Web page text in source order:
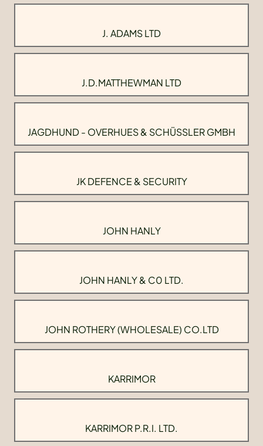
J. ADAMS LTD
J.D.MATTHEWMAN LTD
JAGDHUND - OVERHUES & SCHÜSSLER GMBH
JK DEFENCE & SECURITY
JOHN HANLY
JOHN HANLY & C0 LTD.
JOHN ROTHERY (WHOLESALE) CO.LTD
KARRIMOR
KARRIMOR P.R.I. LTD.